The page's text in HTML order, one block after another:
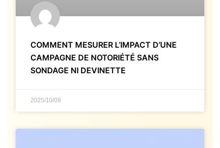
COMMENT MESURER L’IMPACT D’UNE
CAMPAGNE DE NOTORIÉTÉ SANS
SONDAGE NI DEVINETTE
2025/10/09